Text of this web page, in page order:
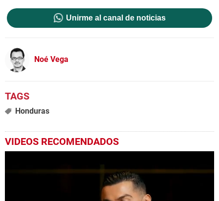
Unirme al canal de noticias
Noé Vega
Honduras
VIDEOS RECOMENDADOS